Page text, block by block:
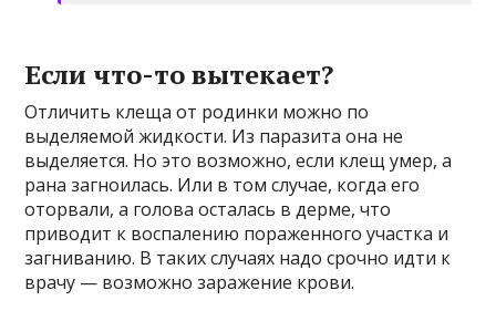
Если что-то вытекает?
Отличить клеща от родинки можно по
выделяемой жидкости. Из паразита она не
выделяется. Но это возможно, если клещ умер, а
рана загноилась. Или в том случае, когда его
оторвали, а голова осталась в дерме, что
приводит к воспалению пораженного участка и
загниванию. В таких случаях надо срочно идти к
врачу — возможно заражение крови.